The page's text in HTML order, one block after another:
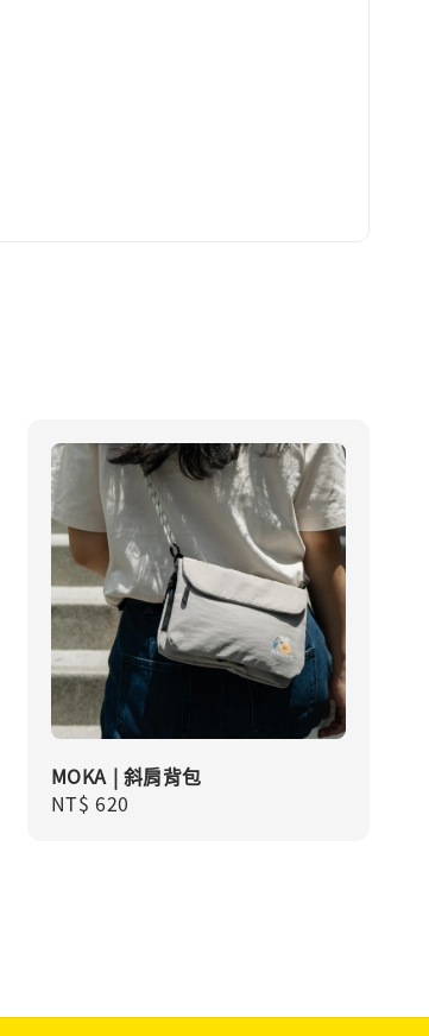
MOKA | 斜肩背包
Regular
NT$ 620